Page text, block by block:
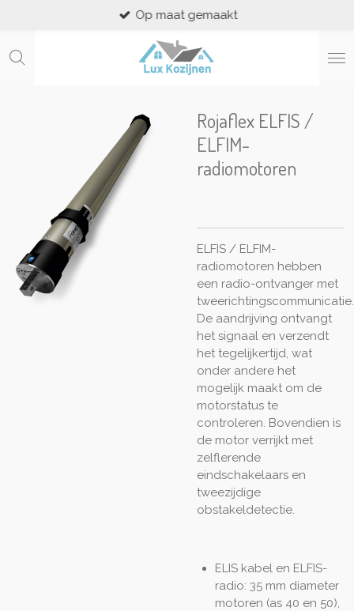
naar
Op maat gemaakt
Rojaflex ELFIS /
ELFIM-
radiomotoren
ELFIS / ELFIM-
radiomotoren hebben
een radio-ontvanger met
tweerichtingscommunicatie.
De aandrijving ontvangt
het signaal en verzendt
het tegelijkertijd, wat
onder andere het
mogelijk maakt om de
motorstatus te
controleren. Bovendien is
de motor verrijkt met
zelflerende
eindschakelaars en
tweezijdige
obstakeldetectie.
ELIS kabel en ELFIS-
radio: 35 mm diameter
motoren (as 40 en 50),